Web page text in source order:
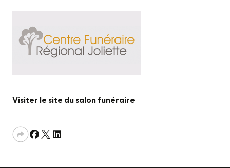
Visiter le site du salon funéraire